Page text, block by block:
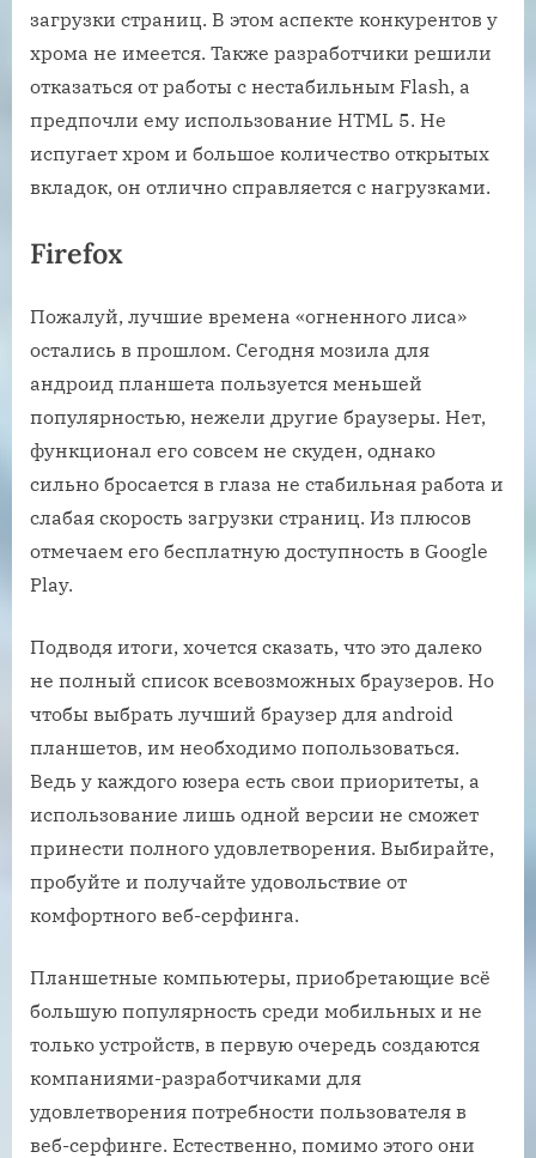
загрузки страниц. В этом аспекте конкурентов у
хрома не имеется. Также разработчики решили
отказаться от работы с нестабильным Flash, а
предпочли ему использование HTML 5. Не
испугает хром и большое количество открытых
вкладок, он отлично справляется с нагрузками.
Firefox
Пожалуй, лучшие времена «огненного лиса»
остались в прошлом. Сегодня мозила для
андроид планшета пользуется меньшей
популярностью, нежели другие браузеры. Нет,
функционал его совсем не скуден, однако
сильно бросается в глаза не стабильная работа и
слабая скорость загрузки страниц. Из плюсов
отмечаем его бесплатную доступность в Google
Play.
Подводя итоги, хочется сказать, что это далеко
не полный список всевозможных браузеров. Но
чтобы выбрать лучший браузер для android
планшетов, им необходимо попользоваться.
Ведь у каждого юзера есть свои приоритеты, а
использование лишь одной версии не сможет
принести полного удовлетворения. Выбирайте,
пробуйте и получайте удовольствие от
комфортного веб-серфинга.
Планшетные компьютеры, приобретающие всё
большую популярность среди мобильных и не
только устройств, в первую очередь создаются
компаниями-разработчиками для
удовлетворения потребности пользователя в
веб-серфинге. Естественно, помимо этого они